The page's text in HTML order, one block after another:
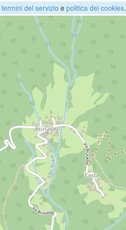
termini del servizio e politica dei cookies.